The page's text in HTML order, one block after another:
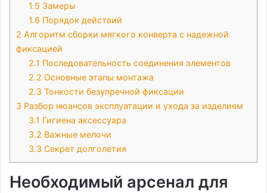
1.5 Замеры
1.6 Порядок действий
2 Алгоритм сборки мягкого конверта с надежной
фиксацией
2.1 Последовательность соединения элементов
2.2 Основные этапы монтажа
2.3 Тонкости безупречной фиксации
3 Разбор нюансов эксплуатации и ухода за изделием
3.1 Гигиена аксессуара
3.2 Важные мелочи
3.3 Секрет долголетия
Необходимый арсенал для